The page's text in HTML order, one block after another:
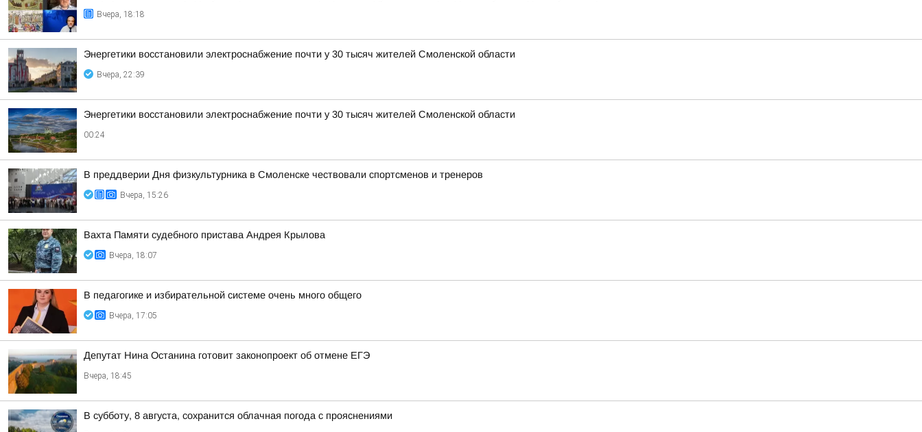
Вчера, 18:18
Энергетики восстановили электроснабжение почти у 30 тысяч жителей Смоленской области
Вчера, 22:39
Энергетики восстановили электроснабжение почти у 30 тысяч жителей Смоленской области
00:24
В преддверии Дня физкультурника в Смоленске чествовали спортсменов и тренеров
Вчера, 15:26
Вахта Памяти судебного пристава Андрея Крылова
Вчера, 18:07
В педагогике и избирательной системе очень много общего
Вчера, 17:05
Депутат Нина Останина готовит законопроект об отмене ЕГЭ
Вчера, 18:45
В субботу, 8 августа, сохранится облачная погода с прояснениями